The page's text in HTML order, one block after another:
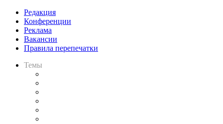
Редакция
Конференции
Реклама
Вакансии
Правила перепечатки
Темы